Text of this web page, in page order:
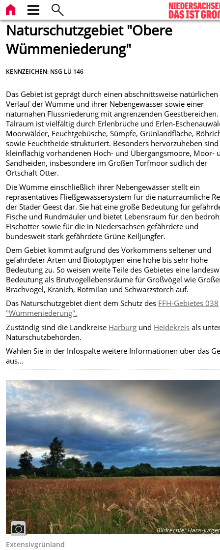
Naturschutzgebiet "Obere
Wümmeniederung"
KENNZEICHEN: NSG LÜ 146
Das Gebiet ist geprägt durch einen abschnittsweise natürlichen
Verlauf der Wümme und ihrer Nebengewässer sowie einer
naturnahen Flussniederung mit angrenzenden
Talraum ist vielfältig durch Erlenbrüche und Erlen-
Moorwälder, Feuchtgebüsche, Sümpfe, Grünlandfläche,
sowie Feuchtheide strukturiert. Besonders hervorzuheben
kleinflächig vorhandenen Hoch- und Übergangsmoore, Moor-
Sandheiden, insbesondere im Großen Torfmoor südlich der
Ortschaft Otter.
Die Wümme einschließlich ihrer Nebengewässer stellt ein
repräsentatives Fließgewässersystem für die naturräumliche
der Stader Geest dar. Sie hat eine große Bedeutung für
Fische und Rundmäuler und bietet Lebensraum für den
Fischotter sowie für die in Niedersachsen gefährdete und
bundesweit stark gefährdete Grüne Keiljungfer.
Dem Gebiet kommt aufgrund des Vorkommens seltener und
gefährdeter Arten und Biotoptypen eine hohe bis sehr hohe
Bedeutung zu. So weisen weite Teile des Gebietes eine
Bedeutung als Brutvogellebensräume für Großvögel wie
Brachvogel, Kranich, Rotmilan und Schwarzstorch auf.
Das Naturschutzgebiet dient dem Schutz des FFH-Gebietes 038
"Wümmeniederung".
Zuständig sind die Landkreise Harburg und Heidekreis als
Naturschutzbehörden.
Wählen Sie in der Infospalte weitere Informationen über das
aus...
Bildrechte:Hans-
Extensivgrünland